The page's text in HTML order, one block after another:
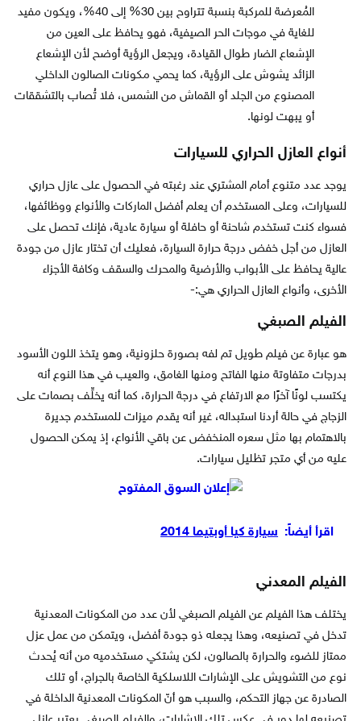
المُعرضة للمركبة بنسبة تتراوح بين 30% إلى 40%، ويكون مفيد
للغاية في موجات الحر الصيفية، فهو يحافظ على العين من
الإشعاع الضار طوال القيادة، ويجعل الرؤية أوضح لأن الإشعاع
الزائد يشوش على الرؤية، كما يحمي مكونات الصالون الداخلي
المصنوع من الجلد أو القماش من الشمس، فلا تُصاب بالتشققات
أو يبهت لونها.
أنواع العازل الحراري للسيارات
يوجد عدد متنوع أمام المشتري عند رغبته في الحصول على عازل حراري
للسيارات، وعلى المستخدم أن يعلم أفضل الماركات والأنواع ووظائفها،
فسواء كنت تستخدم شاحنة أو حافلة أو سيارة عادية، فإنك تحصل على
العازل من أجل خفض درجة حرارة السيارة، فعليك أن تختار عازل من جودة
عالية يحافظ على الأبواب والأرضية والمحرك والسقف وكافة الأجزاء
الأخرى، وأنواع العازل الحراري هي:-
الفيلم الصبغي
هو عبارة عن فيلم طويل تم لفه بصورة حلزونية، وهو يتخذ اللون الأسود
بدرجات متفاوتة منها الفاتح ومنها الغامق، والعيب في هذا النوع أنه
يكتسب لونًا آخرًا مع الارتفاع في درجة الحرارة، كما أنه يخلِّف بصمات على
الزجاج في حالة أردنا استبداله، غير أنه يقدم ميزات للمستخدم جديرة
بالاهتمام بها مثل سعره المنخفض عن باقي الأنواع، إذ يمكن الحصول
عليه من أي متجر تظليل سيارات.
اقرأ أيضاً: سيارة كيا أوبتيما 2014
الفيلم المعدني
يختلف هذا الفيلم عن الفيلم الصبغي لأن عدد من المكونات المعدنية
تدخل في تصنيعه، وهذا يجعله ذو جودة أفضل، ويتمكن من عمل عزل
ممتاز للضوء والحرارة بالصالون، لكن يشتكي مستخدميه من أنه يُحدث
نوع من التشويش على الإشارات اللاسلكية الخاصة بالجراج، أو تلك
الصادرة عن جهاز التحكم، والسبب هو أنّ المكونات المعدنية الداخلة في